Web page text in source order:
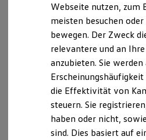
Laden
Laden unterwegs
Laden Zuhause
Ladestationen
Batterie
Sicherheit
Garantie und
Nachhaltigkeit
Technologie
Kosten und Kauf
Verbrauchskosten
Kaufoptionen
Bahnhofstraße 55,
mail@schauerte.com
Montag-Freitag
Samstag
Sonntag
Webseite nutzen, zum
meisten besuchen
bewegen. Der Zweck
relevantere und an
anzubieten. Sie
die Effektivität von
steuern. Sie
haben oder nicht,
sind. Dies basiert auf